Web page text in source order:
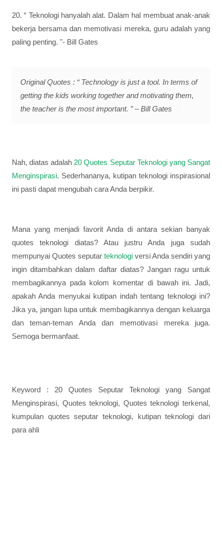
20. “ Teknologi hanyalah alat. Dalam hal membuat anak-anak
bekerja bersama dan memotivasi mereka, guru adalah yang
paling penting. "- Bill Gates
Original Quotes : “ Technology is just a tool. In terms of
getting the kids working together and motivating them,
the teacher is the most important. ” – Bill Gates
Nah, diatas adalah 20 Quotes Seputar Teknologi yang Sangat
Menginspirasi. Sederhananya, kutipan teknologi inspirasional
ini pasti dapat mengubah cara Anda berpikir.
Mana yang menjadi favorit Anda di antara sekian banyak
quotes teknologi diatas? Atau justru Anda juga sudah
mempunyai Quotes seputar teknologi versi Anda sendiri yang
ingin ditambahkan dalam daftar diatas? Jangan ragu untuk
membagikannya pada kolom komentar di bawah ini. Jadi,
apakah Anda menyukai kutipan indah tentang teknologi ini?
Jika ya, jangan lupa untuk membagikannya dengan keluarga
dan teman-teman Anda dan memotivasi mereka juga.
Semoga bermanfaat.
Keyword : 20 Quotes Seputar Teknologi yang Sangat
Menginspirasi, Quotes teknologi, Quotes teknologi terkenal,
kumpulan quotes seputar teknologi, kutipan teknologi dari
para ahli